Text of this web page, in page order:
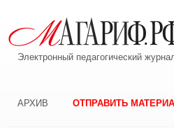
Электронный педагогический
АРХИВ ОТПРАВИТЬ